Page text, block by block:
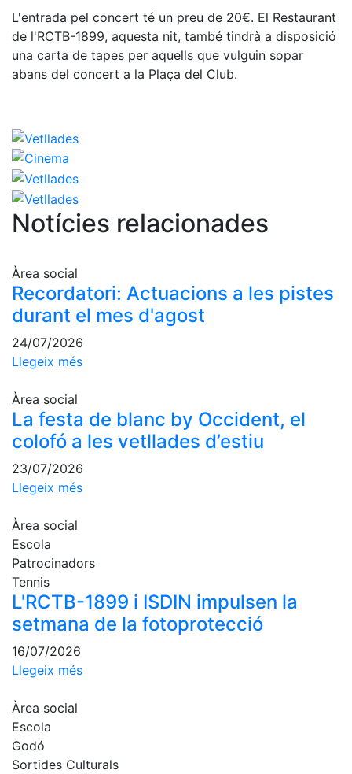
Sortides
culturals
Conferències
i
Inspirational
d'Activitats
Socials
Jocs de taula
Penyes del
Club
Center
Servei de
fisiosalut
Entrenaments
personals
Activitats
dirigides
Piscina
Restaurants
Restaurant
L'Snack
Casa Arilla
Chill Out
Piscina
Patrocinadors
Avantatges
socials
L'entrada pel concert té un preu de 20€. El Restaurant
de l'RCTB-1899, aquesta nit, també tindrà a disposició
una carta de tapes per aquells que vulguin sopar
abans del concert a la Plaça del Club.
Notícies relacionades
Àrea social
Recordatori: Actuacions a les pistes
durant el mes d'agost
24/07/2026
Llegeix més
Àrea social
La festa de blanc by Occident, el
colofó a les vetllades d’estiu
23/07/2026
Llegeix més
Àrea social
Escola
Patrocinadors
Tennis
L'RCTB-1899 i ISDIN impulsen la
setmana de la fotoprotecció
16/07/2026
Llegeix més
Àrea social
Escola
Godó
Sortides Culturals